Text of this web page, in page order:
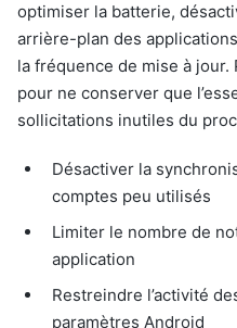
optimiser la batterie,
arrière-plan des
la fréquence de mise à
pour ne conserver que
sollicitations inutiles du
Désactiver la
comptes peu utilisés
Limiter le nombre de
application
Restreindre l’activité
paramètres Android